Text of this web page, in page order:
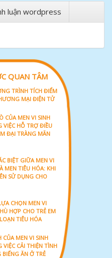
luận wordpress
QUAN TÂM
TRÌNH TÍCH ĐIỂM
MẠI ĐIỆN TỬ
CỦA MEN VI SINH
VIỆC HỖ TRỢ ĐIỀU
ĐẠI TRÀNG MÃN
BIỆT GIỮA MEN VI
MEN TIÊU HÓA: KHI
SỬ DỤNG CHO
CHỌN MEN VI
HỢP CHO TRẺ EM
TIÊU HÓA
CỦA MEN VI SINH
VIỆC CẢI THIỆN TÌNH
BIẾNG ĂN Ở TRẺ